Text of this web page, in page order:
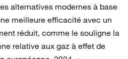
alternatives modernes à base
meilleure efficacité avec un
réduit, comme le souligne la
relative aux gaz à effet de